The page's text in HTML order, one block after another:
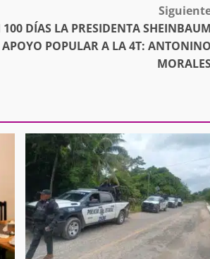
100 DÍAS LA PRESIDENTA SHEINBAUM
POPULAR A LA 4T: ANTONINO